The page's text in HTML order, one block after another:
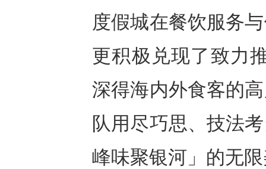
度假城在餐饮服务
更积极兑现了致力
深得海内外食客的
队用尽巧思、技法
峰味聚银河」的无